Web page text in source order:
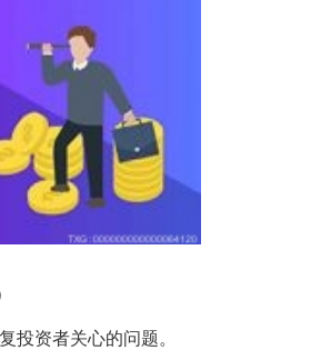
投资者关心的问题。